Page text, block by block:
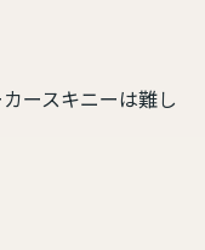
ースキニーは難し